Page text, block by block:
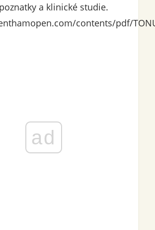
a klinické studie.
contents/pdf/
ad